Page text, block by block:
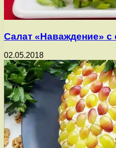
Салат «Наваждение»
02.05.2018